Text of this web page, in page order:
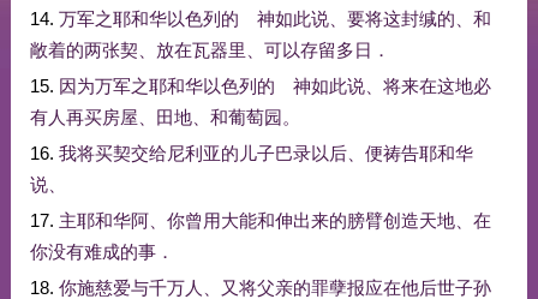
14. 万军之耶和华以色列 的 神如此说、 要将这封缄的
和
敞着的两张契 放在瓦器里 可以存留多日 ．
15. 因为万军之耶和华以色列 的 神如此说、 将来在这地必
有人再买房屋 田地、 和葡萄园。
16. 我将买契交给尼利亚的 儿子巴录以后、 便祷告耶和华
说、
17. 主耶和华阿、 你曾 用大能和伸出来的膀臂创造天地、 在
你没有难成的事．
18. 你施慈爱与千万人 又将父亲的罪孽报应在他后世子孙